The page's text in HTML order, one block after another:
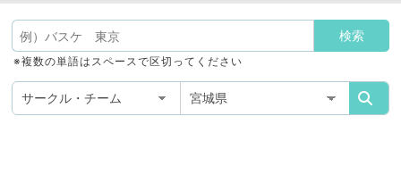
※複数の単語はスペースで区切ってください